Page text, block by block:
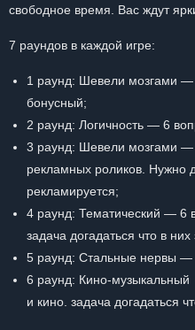
свободное время. Вас ждут
7 раундов в каждой игре:
1 раунд: Шевели мозгами —
бонусный;
2 раунд: Логичность — 6
3 раунд: Шевели мозгами —
рекламных роликов. Нужно
рекламируется;
4 раунд: Тематический — 6
задача догадаться что в
5 раунд: Стальные нервы —
6 раунд: Кино-
и кино. задача догадаться